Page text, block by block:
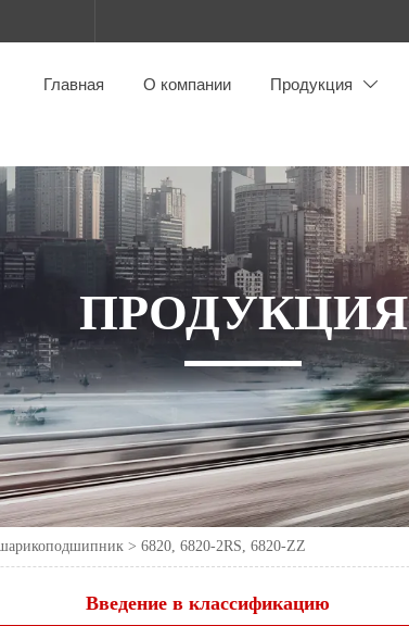
Главная О компании Продукция 
ПРОДУКЦИЯ
>6820, 6820-2RS, 6820-ZZ
Введение в классификацию